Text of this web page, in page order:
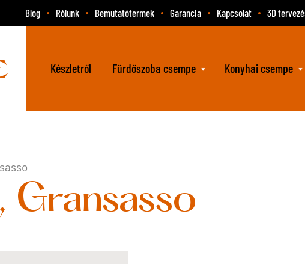
Blog Rólunk Bemutatótermek Garancia Kapcsolat 3D
Készletről Fürdőszoba csempe Konyhai csempe
Gransasso